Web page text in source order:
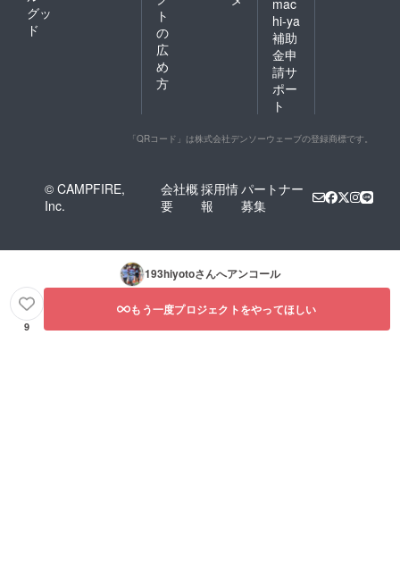
グッ
ド
ト
の
広
め
方
hi-ya
補助
金申
請サ
ポー
ト
「QRコード」は株式会社デンソーウェーブの登録商標です。
© CAMPFIRE,
Inc.
会社概
要
採用情
報
パートナー
募集
193hiyotoさんへアンコール
9
もう一度プロジェクトをやってほしい